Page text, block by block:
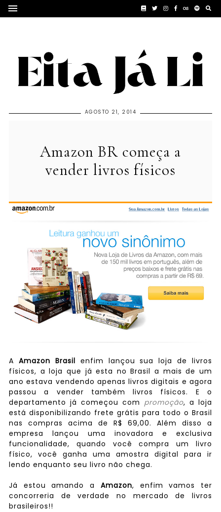
AGOSTO 21, 2014
Amazon BR começa a
vender livros físicos
A Amazon Brasil enfim lançou sua loja de livros
físicos, a loja que já esta no Brasil a mais de um
ano estava vendendo apenas livros digitais e agora
passou a vender também livros físicos. E o
departamento já começou com promoção, a loja
está disponibilizando frete grátis para todo o Brasil
nas compras acima de R$ 69,00. Além disso a
empresa lançou uma inovadora e exclusiva
funcionalidade, quando você compra um livro
físico, você ganha uma amostra digital para ir
lendo enquanto seu livro não chega.
Já estou amando a Amazon, enfim vamos ter
concorreria de verdade no mercado de livros
brasileiros!!